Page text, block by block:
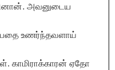
அவனுடைய
உணர்ந்தவளாய்
காமிராக்காரன் ஏதோ